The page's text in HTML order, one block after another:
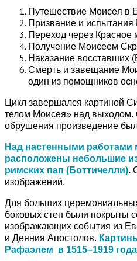
Путешествие Моисея в
Призвание и испытания
Переход через Красное
Получение Моисеем
Наказание восставших
Смерть и завещание
один из помощников
Цикл завершался картиной
телом Моисея» над выходом.
обрушения произведение
Над настенными
расположены небольшие
римских пап (Боттичелли).
изображений.
Для больших
боковых стен были покрыты
изображающих события из
и Деяния Апостолов.
Рафаэлем в 1515–1919